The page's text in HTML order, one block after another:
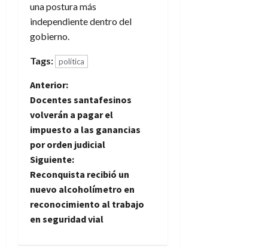
una postura más
independiente dentro del
gobierno.
Tags: política
N
a
v
e
g
a
Anterior:
Docentes santafesinos
volverán a pagar el
impuesto a las ganancias
por orden judicial
Siguiente:
Reconquista recibió un
nuevo alcoholímetro en
reconocimiento al trabajo
en seguridad vial